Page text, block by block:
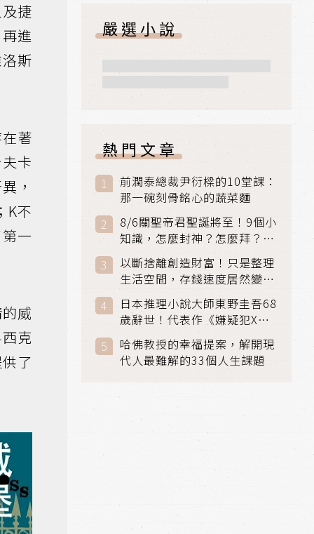
捷
進
斯
著
卡
，
K不
一
威
克
了
嚴選小說
熱門文章
前潤泰總裁尹衍樑的10堂課：
那一碗刻骨銘心的蔬菜麵
8/6關聖帝君聖誕將至！9個小
知識，怎麼封神？怎麼拜？該
拜哪個關帝？
以斷捨離創造財富！只是整理
生活空間，存錢速度居然變快
日本推理小說大師東野圭吾68
歲辭世！代表作《嫌疑犯X的
獻身》《解憂雜貨店》獲獎無
數
哈佛教授的幸福提案，解開現
代人最難解的33個人生課題